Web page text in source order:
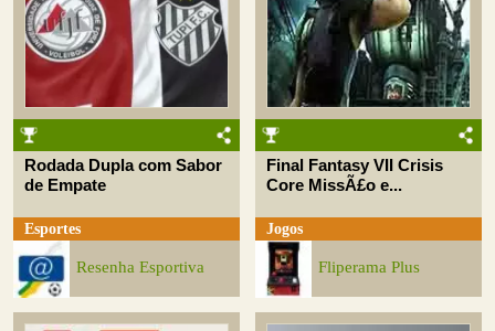
Rodada Dupla com Sabor
de Empate
Esportes
Resenha Esportiva
Final Fantasy VII Crisis
Core MissÃ£o e...
Jogos
Fliperama Plus